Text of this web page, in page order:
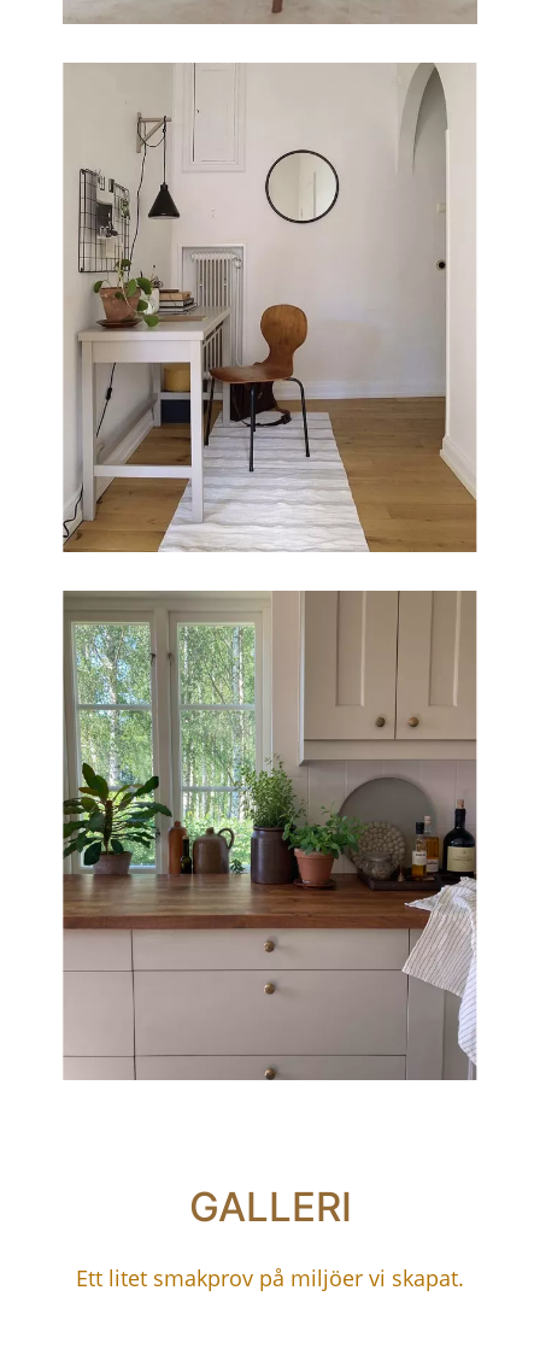
GALLERI
Ett litet smakprov på miljöer vi skapat.